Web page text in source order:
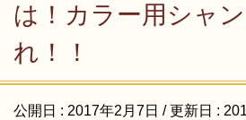
は！カラー用シャ
れ！！
公開日 : 2017年2月7日 / 更新日 :